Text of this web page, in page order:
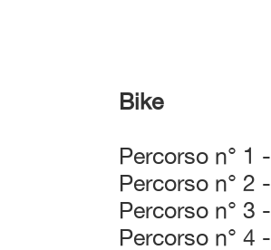
Bike
Percorso n° 1
Percorso n° 2
Percorso n° 3
Percorso n° 4